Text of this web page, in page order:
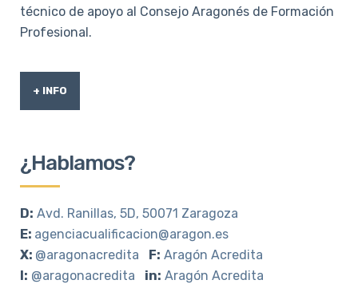
técnico de apoyo al Consejo Aragonés de Formación
Profesional.
+ INFO
¿Hablamos?
D: Avd. Ranillas, 5D, 50071 Zaragoza
E: agenciacualificacion@aragon.es
X: @aragonacredita F: Aragón Acredita
I: @aragonacredita in: Aragón Acredita